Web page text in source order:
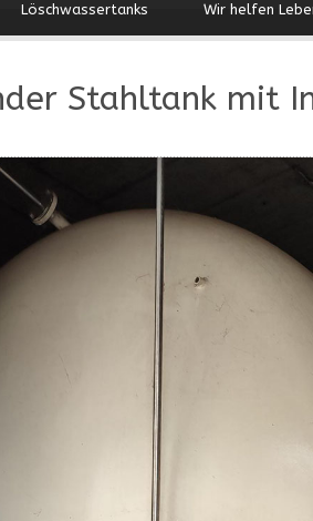
Löschwassertanks Wir helfen
Stahltank mit